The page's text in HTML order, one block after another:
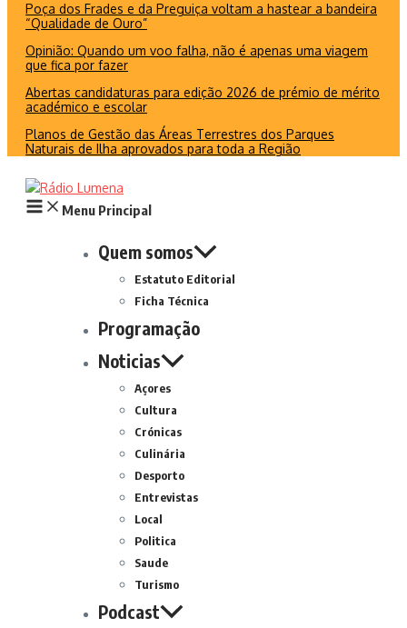
Poça dos Frades e da Preguiça voltam a hastear a bandeira
“Qualidade de Ouro”
Opinião: Quando um voo falha, não é apenas uma viagem
que fica por fazer
Abertas candidaturas para edição 2026 de prémio de mérito
académico e escolar
Planos de Gestão das Áreas Terrestres dos Parques
Naturais de Ilha aprovados para toda a Região
Menu Principal
Quem somos
Estatuto Editorial
Ficha Técnica
Programação
Noticias
Açores
Cultura
Crónicas
Culinária
Desporto
Entrevistas
Local
Politica
Saude
Turismo
Podcast